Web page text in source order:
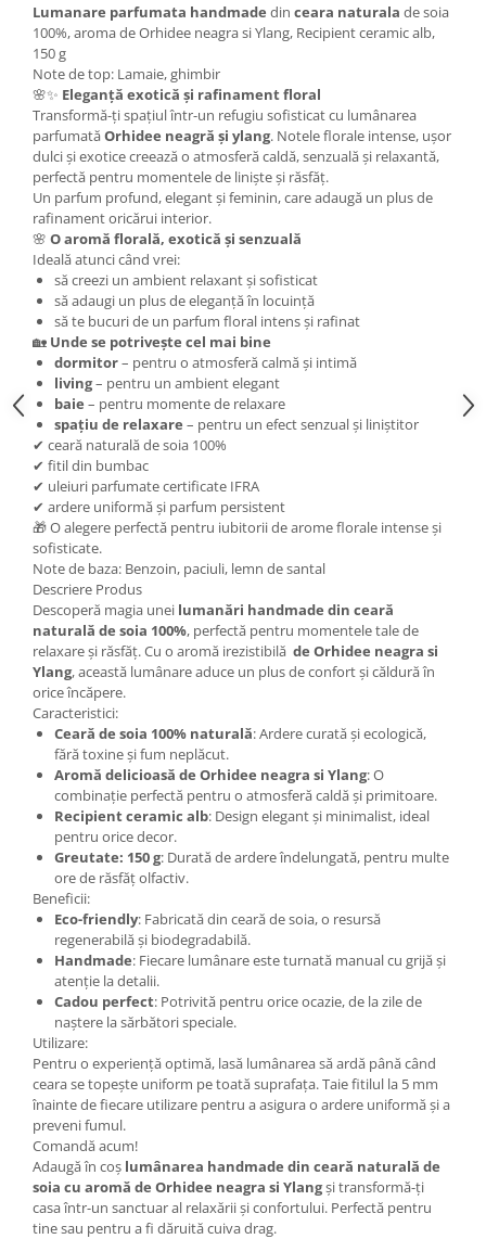
Lumanare parfumata handmade din ceara naturala de soia
100%, aroma de Orhidee neagra si Ylang, Recipient ceramic alb,
150 g
Note de top: Lamaie, ghimbir
🌸✨ Eleganță exotică și rafinament floral
Transformă-ți spațiul într-un refugiu sofisticat cu lumânarea
parfumatăOrhidee neagră și ylang. Notele florale intense, ușor
dulci și exotice creează o atmosferă caldă, senzuală și relaxantă,
perfectă pentru momentele de liniște și răsfăț.
Un parfum profund, elegant și feminin, care adaugă un plus de
rafinament oricărui interior.
🌸 O aromă florală, exotică și senzuală
Ideală atunci când vrei:
să creezi un ambient relaxant și sofisticat
să adaugi un plus de eleganță în locuință
să te bucuri de un parfum floral intens și rafinat
🏡 Unde se potrivește cel mai bine
dormitor– pentru o atmosferă calmă și intimă
living– pentru un ambient elegant
baie – pentru momente de relaxare
spațiu de relaxare – pentru un efect senzual și liniștitor
✔ ceară naturală de soia 100%
✔ fitil din bumbac
✔ uleiuri parfumate certificate IFRA
✔ ardere uniformă și parfum persistent
🎁 O alegere perfectă pentru iubitorii de arome florale intense și
sofisticate.
Note de baza: Benzoin, paciuli, lemn de santal
Descriere Produs
Descoperă magia unei lumanări handmade din ceară
naturală de soia 100%, perfectă pentru momentele tale de
relaxare și răsfăț. Cu o aromă irezistibilă de Orhidee neagra si
Ylang, această lumânare aduce un plus de confort și căldură în
orice încăpere.
Caracteristici:
Ceară de soia 100% naturală: Ardere curată și ecologică,
fără toxine și fum neplăcut.
Aromă delicioasă de Orhidee neagra si Ylang: O
combinație perfectă pentru o atmosferă caldă și primitoare.
Recipient ceramic alb: Design elegant și minimalist, ideal
pentru orice decor.
Greutate: 150 g: Durată de ardere îndelungată, pentru multe
ore de răsfăț olfactiv.
Beneficii:
Eco-friendly: Fabricată din ceară de soia, o resursă
regenerabilă și biodegradabilă.
Handmade: Fiecare lumânare este turnată manual cu grijă și
atenție la detalii.
Cadou perfect: Potrivită pentru orice ocazie, de la zile de
naștere la sărbători speciale.
Utilizare:
Pentru o experiență optimă, lasă lumânarea să ardă până când
ceara se topește uniform pe toată suprafața. Taie fitilul la 5 mm
înainte de fiecare utilizare pentru a asigura o ardere uniformă și a
preveni fumul.
Comandă acum!
Adaugă în coș lumânarea handmade din ceară naturală de
soia cu aromă de Orhidee neagra si Ylangși transformă-ți
casa într-un sanctuar al relaxării și confortului. Perfectă pentru
tine sau pentru a fi dăruită cuiva drag.